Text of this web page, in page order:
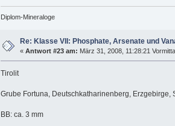
Diplom-Mineraloge
Re: Klasse VII: Phosphate, Arsenate und
« Antwort #23 am: März 31, 2008, 11:28:21
Tirolit
Grube Fortuna, Deutschkatharinenberg, Erzgebirge,
BB: ca. 3 mm